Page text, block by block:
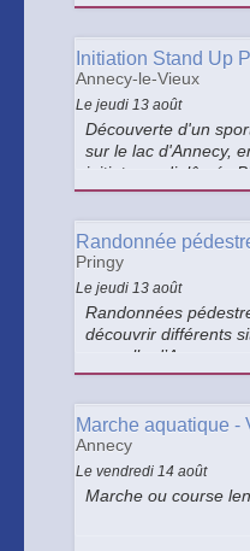
Initiation Stand Up
Annecy-le-Vieux
Le jeudi 13 août
Découverte d'un
sur le lac d'Annecy,
initiateurs diplômés
Randonnée
Pringy
Le jeudi 13 août
Randonnées
découvrir différents
nouvelle d’Annecy.
Marche aquatique -
Annecy
Le vendredi 14 août
Marche ou course